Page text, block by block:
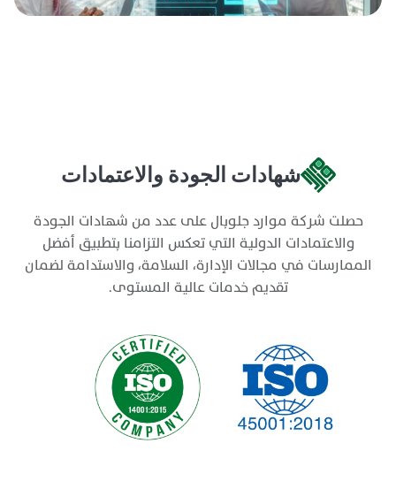
شهادات الجودة والاعتمادات
حصلت شركة موارد جلوبال على عدد من شهادات الجودة
والاعتمادات الدولية التي تعكس التزامنا بتطبيق أفضل
الممارسات في مجالات الإدارة، السلامة، والاستدامة لضمان
تقديم خدمات عالية المستوى.